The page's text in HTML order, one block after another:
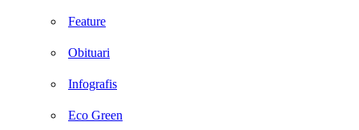
Feature
Obituari
Infografis
Eco Green